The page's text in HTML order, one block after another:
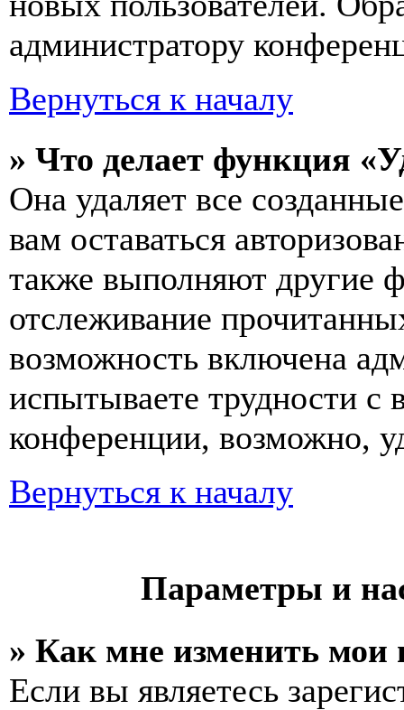
администратору
Вернуться к началу
» Что делает функция
Она удаляет все
вам оставаться
также выполняют другие
отслеживание
возможность включена
испытываете трудности с
конференции, возможно,
Вернуться к началу
Параметры и
» Как мне изменить мои
Если вы являетесь